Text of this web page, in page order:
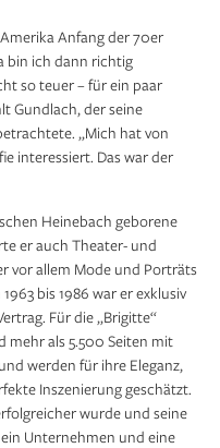
Anfang der 70er
bin ich dann richtig
so teuer – für ein paar
Gundlach, der seine
„Mich hat von
interessiert. Das war der
Heinebach geborene
er auch Theater- und
vor allem Mode und Porträts
bis 1986 war er exklusiv
Für die „Brigitte“
mehr als 5.500 Seiten mit
werden für ihre Eleganz,
Inszenierung geschätzt.
wurde und seine
Unternehmen und eine